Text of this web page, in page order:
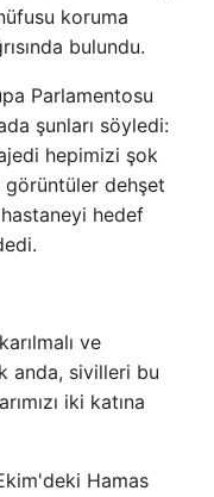
koruma
bulundu.
Parlamentosu
şunları söyledi:
hepimizi şok
görüntüler dehşet
hedef
ve
anda, sivilleri bu
iki katına
Hamas